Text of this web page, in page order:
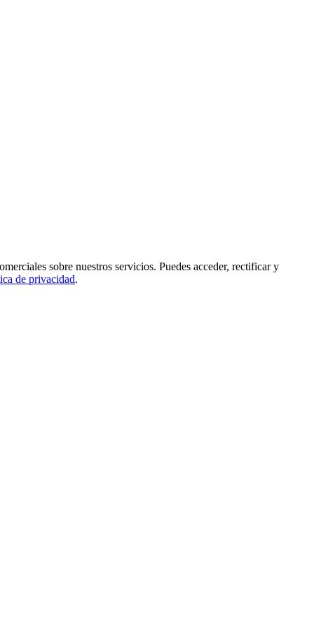
sobre nuestros servicios. Puedes acceder, rectificar y
de privacidad.